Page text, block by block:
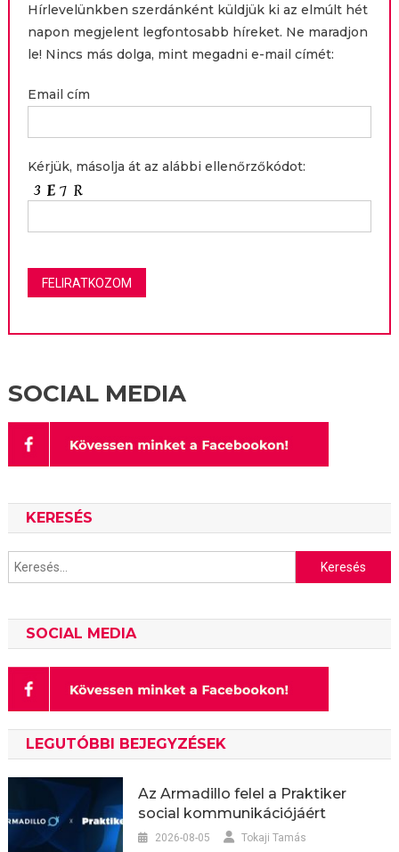
Hírlevelünkben szerdánként küldjük ki az elmúlt hét
napon megjelent legfontosabb híreket. Ne maradjon
le! Nincs más dolga, mint megadni e-mail címét:
Email cím
Kérjük, másolja át az alábbi ellenőrzőkódot:
SOCIAL MEDIA
KERESÉS
Keresés:
SOCIAL MEDIA
LEGUTÓBBI BEJEGYZÉSEK
Az Armadillo felel a Praktiker
social kommunikációjáért
2026-08-05 Tokaji Tamás